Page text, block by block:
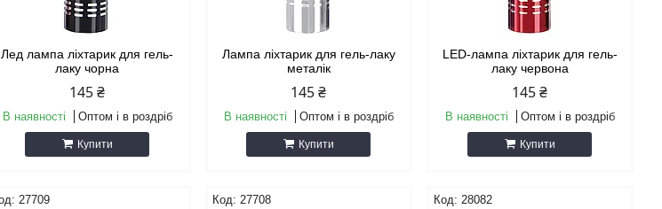
Лед лампа ліхтарик для гель-
лаку чорна
145 ₴
В наявності Оптом і в роздріб
Купити
Лампа ліхтарик для гель-лаку
металік
145 ₴
В наявності Оптом і в роздріб
Купити
LED-лампа ліхтарик для гель-
лаку червона
145 ₴
В наявності Оптом і в роздріб
Купити
27709 27708 28082